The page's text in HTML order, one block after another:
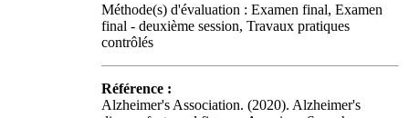
Méthode(s) d'évaluation : Examen final, Examen
final - deuxième session, Travaux pratiques
contrôlés
Référence :
Alzheimer's Association. (2020). Alzheimer's